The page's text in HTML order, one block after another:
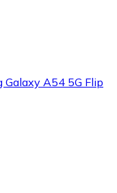
Galaxy A54 5G Flip